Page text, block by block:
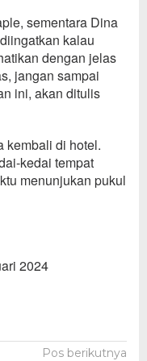
sementara Dina
kalau
n dengan jelas
jangan sampai
ini, akan ditulis
kembali di hotel.
kedai tempat
menunjukan pukul
2024
Pos berikutnya